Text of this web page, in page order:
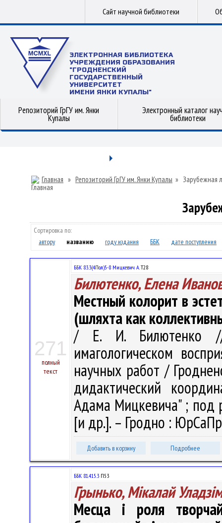
Сайт научной библиотеки
ЭЛЕКТРОННАЯ БИБЛИОТЕКА
УЧРЕЖДЕНИЯ ОБРАЗОВАНИЯ
"ГРОДНЕНСКИЙ
ГОСУДАРСТВЕННЫЙ
УНИВЕРСИТЕТ
ИМЕНИ ЯНКИ КУПАЛЫ"
Репозиторий ГрГУ им. Янки
Купалы
Электронный каталог
библиотеки
Главная » Репозиторий ГрГУ им. Янки Купалы » Зарубежная
Сортировка по:
автору
названию году издания ББК дате поступления
271
полный
текст
ББК 83.3(4Пол)5-8 Мицкевич А.Т28
Билютенко, Елена
Местный колорит в
(шляхта как
/ Е. И. Билютенко //
имагологическом
научных работ /
дидактический
Адама Мицкевича" ; под
[и др.]. – Гродно :
Добавить в корзину Подробнее
ББК 81.415.3 П53
Грынько, Мікалай
Месца і роля